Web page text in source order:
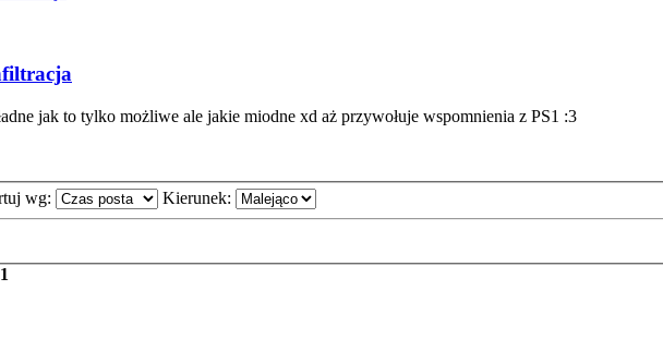
jak to tylko możliwe ale jakie miodne xd aż przywołuje wspomnienia z PS1 :3
wg: Kierunek:
1